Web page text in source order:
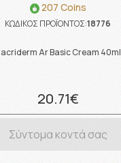
207 Coins
ΚΩΔΙΚΟΣ ΠΡΟΪΟΝΤΟΣ:18776
Ar Basic Cream 40ml
20.71€
Σύντομα κοντά σας